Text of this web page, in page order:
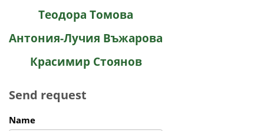
Теодора Томова
Антония-Лучия Въжарова
Красимир Стоянов
Send request
Name